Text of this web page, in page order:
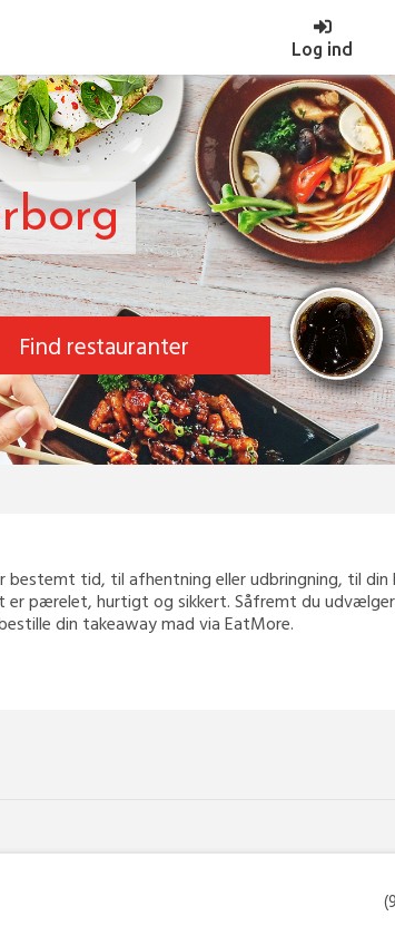
Log ind
Find restauranter
tid, til afhentning eller udbringning, til din
er pærelet, hurtigt og sikkert. Såfremt du
din takeaway mad via EatMore.